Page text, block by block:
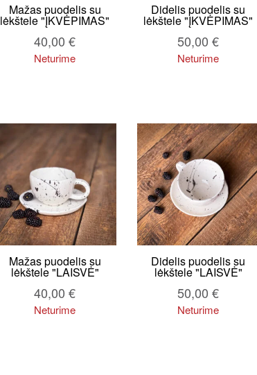
Mažas puodelis su
lėkštele "ĮKVĖPIMAS"
40,00€
Neturime
Didelis puodelis su
lėkštele "ĮKVĖPIMAS"
50,00€
Neturime
Mažas puodelis su
lėkštele "LAISVĖ"
40,00€
Neturime
Didelis puodelis su
lėkštele "LAISVĖ"
50,00€
Neturime